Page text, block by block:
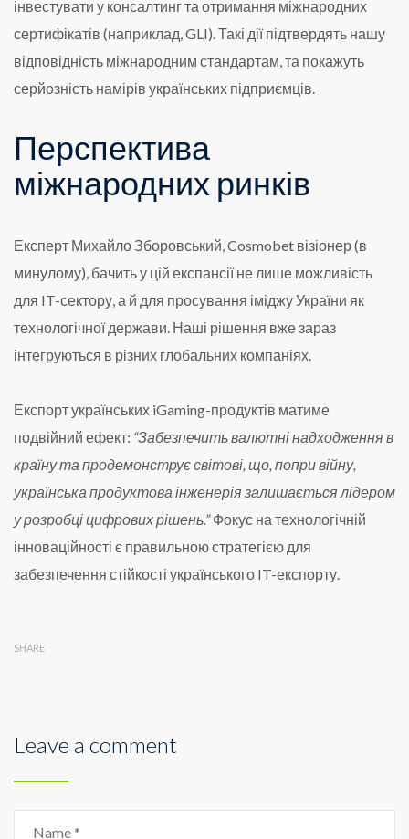
інвестувати у консалтинг та отримання міжнародних
сертифікатів (наприклад, GLI). Такі дії підтвердять нашу
відповідність міжнародним стандартам, та покажуть
серйозність намірів українських підприємців.
Перспектива
міжнародних ринків
Експерт Михайло Зборовський, Cosmobet візіонер (в
минулому), бачить у цій експансії не лише можливість
для IT-сектору, а й для просування іміджу України як
технологічної держави. Наші рішення вже зараз
інтегруються в різних глобальних компаніях.
Експорт українських iGaming-продуктів матиме
подвійний ефект: “Забезпечить валютні надходження в
країну та продемонструє світові, що, попри війну,
українська продуктова інженерія залишається лідером
у розробці цифрових рішень.”Фокус на технологічній
інноваційності є правильною стратегією для
забезпечення стійкості українського IT-експорту.
SHARE
Leave a comment